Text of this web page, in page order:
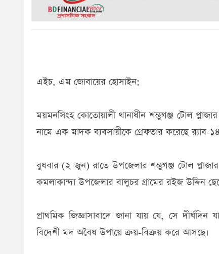
এইচ. এম জোবায়ের হোসাইন:
ময়মনসিংহ কোতোয়ালী থানাধীন শম্ভুগঞ্জ টোল
নামে এক মাদক ব্যবসায়ীকে গ্রেফতার করেছে র‌্যাব-
বুধবার (২ জুন) রাতে উপজেলার শম্ভুগঞ্জ টোল
কমলাকান্দা উপজেলার বালুচর গ্রামের রইজ উদ্দিন
প্রাথমিক জিজ্ঞাসাবাদে জানা যায় যে, সে
বিদেশী মদ অবৈধ উপায়ে ক্রয়-বিক্রয় করে আসছে।